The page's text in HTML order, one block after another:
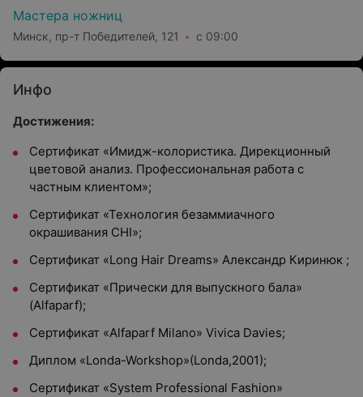
Мастера ножниц
Минск, пр-т Победителей, 121 с 09:00
Инфо
Достижения:
Сертификат «Имидж-колористика. Дирекционный
цветовой анализ. Профессиональная работа с
частным клиентом»;
Сертификат «Технология безаммиачного
окрашивания CHI»;
Сертификат «Long Hair Dreams» Александр Киринюк ;
Сертификат «Прически для выпускного бала»
(Alfaparf);
Сертификат «Alfaparf Milano» Vivica Davies;
Диплом «Londa-Workshop»(Londa,2001);
Сертификат «System Professional Fashion»